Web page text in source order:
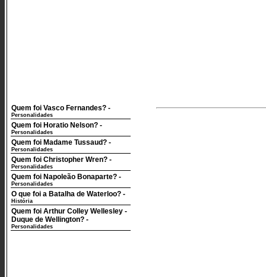
Quem foi Vasco Fernandes? -
Personalidades
Quem foi Horatio Nelson? -
Personalidades
Quem foi Madame Tussaud? -
Personalidades
Quem foi Christopher Wren? -
Personalidades
Quem foi Napoleão Bonaparte? -
Personalidades
O que foi a Batalha de Waterloo? -
História
Quem foi Arthur Colley Wellesley -
Duque de Wellington? -
Personalidades